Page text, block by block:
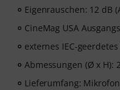
Eigenrauschen: 12 dB
CineMag USA
externes IEC-
Abmessungen (Ø x H):
Lieferumfang: